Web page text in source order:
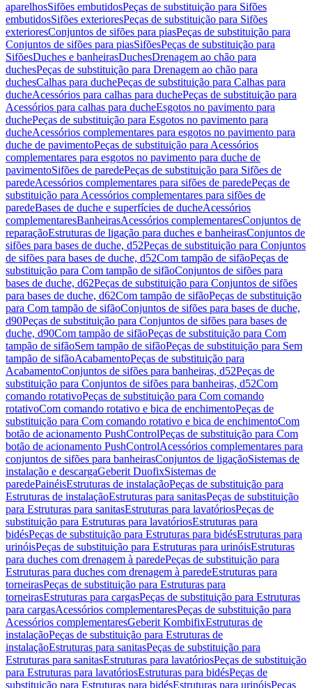
aparelhosSifões embutidosPeças de substituição para Sifões
embutidosSifões exterioresPeças de substituição para Sifões
exterioresConjuntos de sifões para piasPeças de substituição para
Conjuntos de sifões para piasSifõesPeças de substituição para
SifõesDuches e banheirasDuchesDrenagem ao chão para
duchesPeças de substituição para Drenagem ao chão para
duchesCalhas para duchePeças de substituição para Calhas para
ducheAcessórios para calhas para duchePeças de substituição para
Acessórios para calhas para ducheEsgotos no pavimento para
duchePeças de substituição para Esgotos no pavimento para
ducheAcessórios complementares para esgotos no pavimento para
duche de pavimentoPeças de substituição para Acessórios
complementares para esgotos no pavimento para duche de
pavimentoSifões de paredePeças de substituição para Sifões de
paredeAcessórios complementares para sifões de paredePeças de
substituição para Acessórios complementares para sifões de
paredeBases de duche e superfícies de ducheAcessórios
complementaresBanheirasAcessórios complementaresConjuntos de
reparaçãoEstruturas de ligação para duches e banheirasConjuntos de
sifões para bases de duche, d52Peças de substituição para Conjuntos
de sifões para bases de duche, d52Com tampão de sifãoPeças de
substituição para Com tampão de sifãoConjuntos de sifões para
bases de duche, d62Peças de substituição para Conjuntos de sifões
para bases de duche, d62Com tampão de sifãoPeças de substituição
para Com tampão de sifãoConjuntos de sifões para bases de duche,
d90Peças de substituição para Conjuntos de sifões para bases de
duche, d90Com tampão de sifãoPeças de substituição para Com
tampão de sifãoSem tampão de sifãoPeças de substituição para Sem
tampão de sifãoAcabamentoPeças de substituição para
AcabamentoConjuntos de sifões para banheiras, d52Peças de
substituição para Conjuntos de sifões para banheiras, d52Com
comando rotativoPeças de substituição para Com comando
rotativoCom comando rotativo e bica de enchimentoPeças de
substituição para Com comando rotativo e bica de enchimentoCom
botão de acionamento PushControlPeças de substituição para Com
botão de acionamento PushControlAcessórios complementares para
conjuntos de sifões para banheirasConjuntos de ligaçãoSistemas de
instalação e descargaGeberit DuofixSistemas de
paredePainéisEstruturas de instalaçãoPeças de substituição para
Estruturas de instalaçãoEstruturas para sanitasPeças de substituição
para Estruturas para sanitasEstruturas para lavatóriosPeças de
substituição para Estruturas para lavatóriosEstruturas para
bidésPeças de substituição para Estruturas para bidésEstruturas para
urinóisPeças de substituição para Estruturas para urinóisEstruturas
para duches com drenagem à paredePeças de substituição para
Estruturas para duches com drenagem à paredeEstruturas para
torneirasPeças de substituição para Estruturas para
torneirasEstruturas para cargasPeças de substituição para Estruturas
para cargasAcessórios complementaresPeças de substituição para
Acessórios complementaresGeberit KombifixEstruturas de
instalaçãoPeças de substituição para Estruturas de
instalaçãoEstruturas para sanitasPeças de substituição para
Estruturas para sanitasEstruturas para lavatóriosPeças de substituição
para Estruturas para lavatóriosEstruturas para bidésPeças de
substituição para Estruturas para bidésEstruturas para urinóisPeças